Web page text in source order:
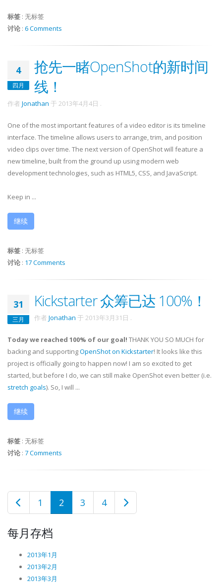
标签 : 无标签
讨论 : 6 Comments
4
四月
抢先一睹OpenShot的新时间
线！
作者 Jonathan 于 2013年4月4日 .
One of the most important features of a video editor is its timeline
interface. The timeline allows users to arrange, trim, and position
video clips over time. The next version of OpenShot will feature a
new timeline, built from the ground up using modern web
development technologies, such as HTML5, CSS, and JavaScript.
Keep in ...
继续
标签 : 无标签
讨论 : 17 Comments
31
三月
Kickstarter 众筹已达 100%！
作者 Jonathan 于 2013年3月31日 .
Today we reached 100% of our goal! THANK YOU SO MUCH for
backing and supportingOpenShot on Kickstarter! It looks like this
project is officially going to happen now! I am so excited to get
started, but before I do, we can still make OpenShot even better (i.e.
stretch goals). So, I will ...
继续
标签 : 无标签
讨论 : 7 Comments
1 2 3 4
每月存档
2013年1月
2013年2月
2013年3月